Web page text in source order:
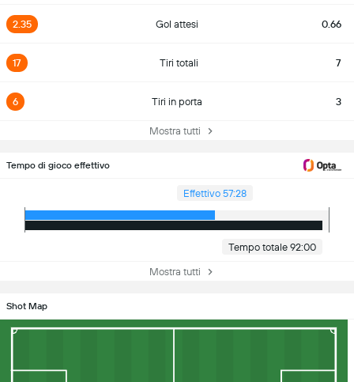
2.35 Gol attesi 0.66
17 Tiri totali 7
6 Tiri in porta 3
Mostra tutti
Tempo di gioco effettivo
Effettivo 57:28
Tempo totale 92:00
Mostra tutti
Shot Map